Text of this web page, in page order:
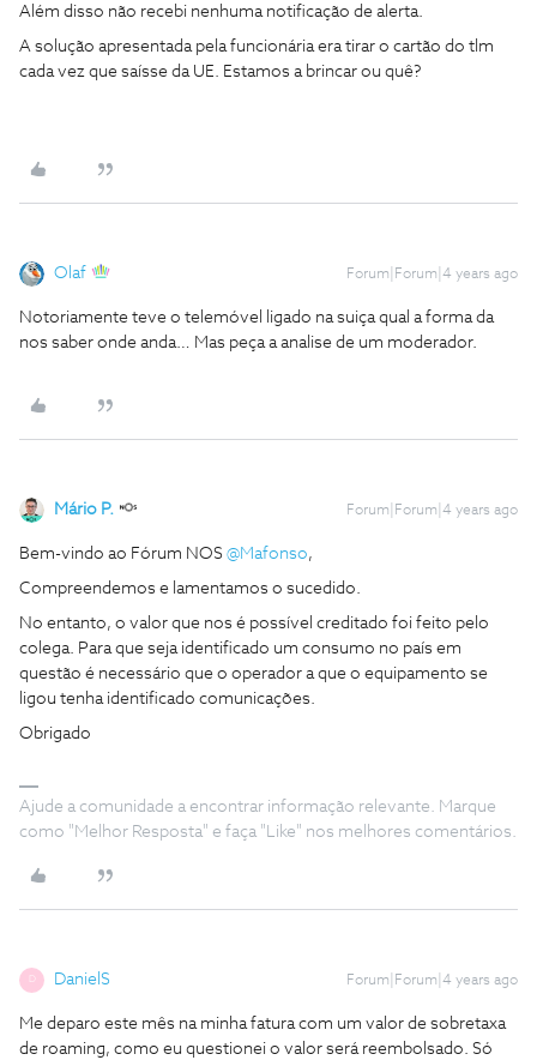
Além disso não recebi nenhuma notificação de alerta.
A solução apresentada pela funcionária era tirar o cartão do tlm
cada vez que saísse da UE. Estamos a brincar ou quê?
Olaf Forum|Forum|4 years ago
Notoriamente teve o telemóvel ligado na suiça qual a forma da
nos saber onde anda… Mas peça a analise de um moderador.
Mário P. Forum|Forum|4 years ago
Bem-vindo ao Fórum NOS @Mafonso,
Compreendemos e lamentamos o sucedido.
No entanto, o valor que nos é possível creditado foi feito pelo
colega. Para que seja identificado um consumo no país em
questão é necessário que o operador a que o equipamento se
ligou tenha identificado comunicações.
Obrigado
Ajude a comunidade a encontrar informação relevante. Marque
como "Melhor Resposta" e faça "Like" nos melhores comentários.
D DanielS Forum|Forum|4 years ago
Me deparo este mês na minha fatura com um valor de sobretaxa
de roaming, como eu questionei o valor será reembolsado. Só